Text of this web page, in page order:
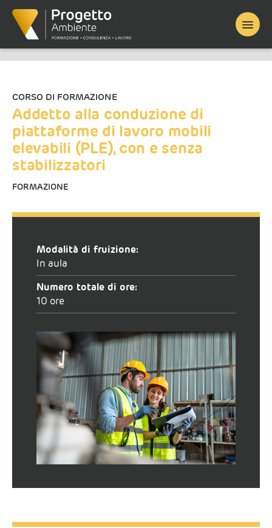
Home Corso finanziato
/ Addetto alla conduzione di piattaforme
di lavoro mobili elevabili (PLE), con e senza stabilizzatori
CORSO DI FORMAZIONE
Addetto alla conduzione di
piattaforme di lavoro mobili
elevabili (PLE), con e senza
stabilizzatori
FORMAZIONE
Modalità di fruizione:
In aula
Numero totale di ore:
10 ore